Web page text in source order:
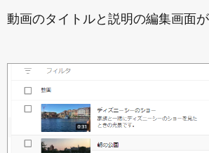
動画のタイトルと説明の編集画面が